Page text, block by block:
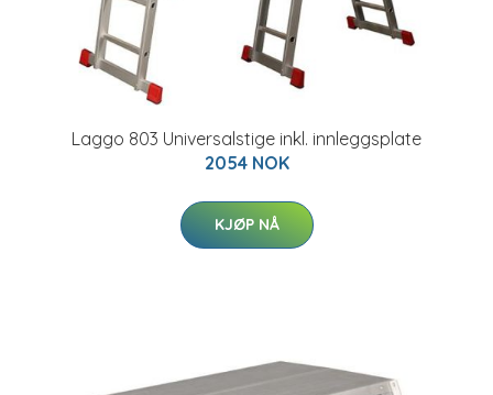
Laggo 803 Universalstige inkl. innleggsplate
2054 NOK
KJØP NÅ